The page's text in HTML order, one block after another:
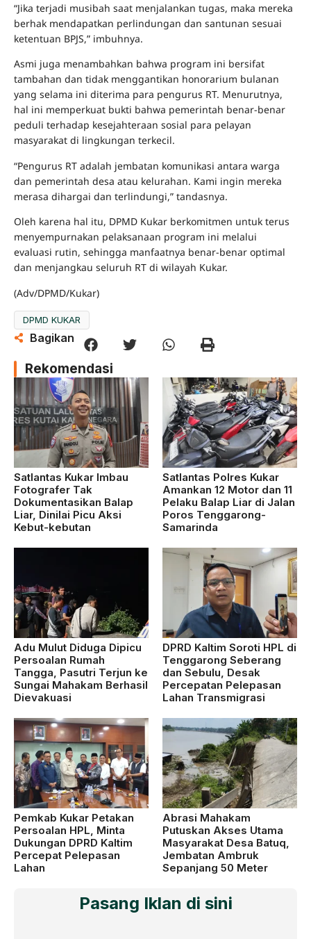
“Jika terjadi musibah saat menjalankan tugas, maka mereka
berhak mendapatkan perlindungan dan santunan sesuai
ketentuan BPJS,” imbuhnya.
Asmi juga menambahkan bahwa program ini bersifat
tambahan dan tidak menggantikan honorarium bulanan
yang selama ini diterima para pengurus RT. Menurutnya,
hal ini memperkuat bukti bahwa pemerintah benar-benar
peduli terhadap kesejahteraan sosial para pelayan
masyarakat di lingkungan terkecil.
“Pengurus RT adalah jembatan komunikasi antara warga
dan pemerintah desa atau kelurahan. Kami ingin mereka
merasa dihargai dan terlindungi,” tandasnya.
Oleh karena hal itu, DPMD Kukar berkomitmen untuk terus
menyempurnakan pelaksanaan program ini melalui
evaluasi rutin, sehingga manfaatnya benar-benar optimal
dan menjangkau seluruh RT di wilayah Kukar.
(Adv/DPMD/Kukar)
DPMD KUKAR
Bagikan
Rekomendasi
Satlantas Kukar Imbau
Fotografer Tak
Dokumentasikan Balap
Liar, Dinilai Picu Aksi
Kebut-kebutan
Satlantas Polres Kukar
Amankan 12 Motor dan 11
Pelaku Balap Liar di Jalan
Poros Tenggarong-
Samarinda
Adu Mulut Diduga Dipicu
Persoalan Rumah
Tangga, Pasutri Terjun ke
Sungai Mahakam Berhasil
Dievakuasi
DPRD Kaltim Soroti HPL di
Tenggarong Seberang
dan Sebulu, Desak
Percepatan Pelepasan
Lahan Transmigrasi
Pemkab Kukar Petakan
Persoalan HPL, Minta
Dukungan DPRD Kaltim
Percepat Pelepasan
Lahan
Abrasi Mahakam
Putuskan Akses Utama
Masyarakat Desa Batuq,
Jembatan Ambruk
Sepanjang 50 Meter
Pasang Iklan di sini